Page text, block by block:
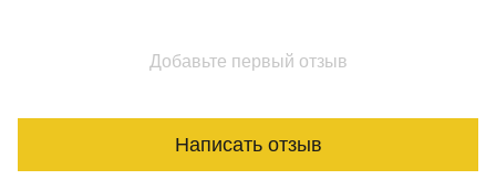
Добавьте первый отзыв
Написать отзыв